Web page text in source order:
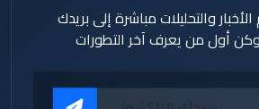
والتحليلات مباشرة إلى بريدك
وكن أول من يعرف آخر التطورات